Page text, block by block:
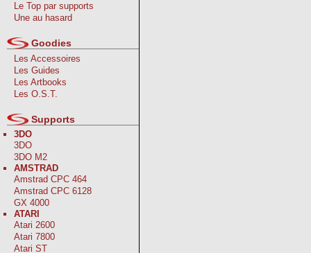
Le Top par supports
Une au hasard
Goodies
Les Accessoires
Les Guides
Les Artbooks
Les O.S.T.
Supports
3DO
3DO
3DO M2
AMSTRAD
Amstrad CPC 464
Amstrad CPC 6128
GX 4000
ATARI
Atari 2600
Atari 7800
Atari ST